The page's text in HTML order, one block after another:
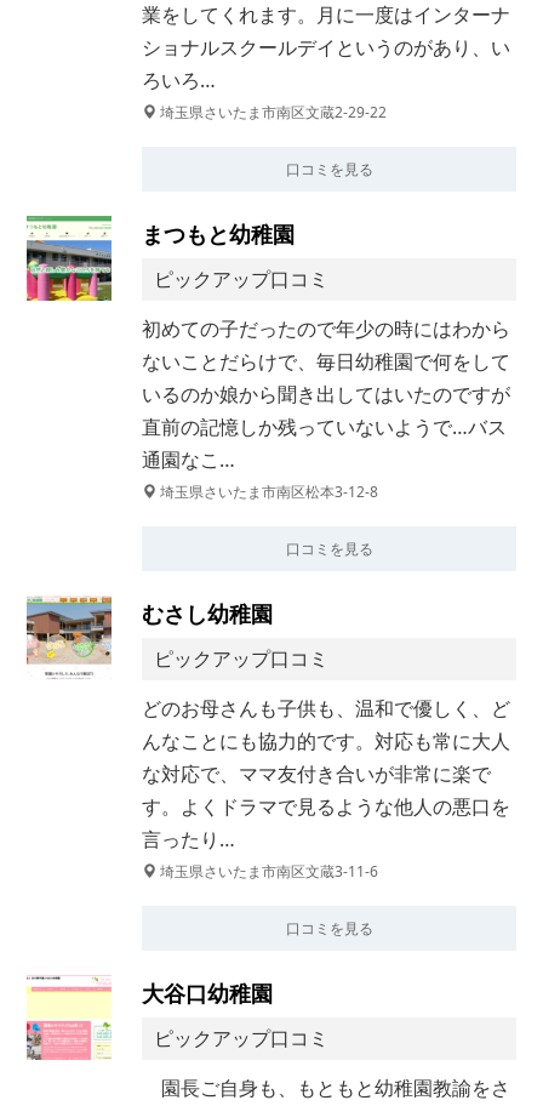
業をしてくれます。月に一度はインターナ
ショナルスクールデイというのがあり、い
ろいろ…
埼玉県さいたま市南区文蔵2-29-22
口コミを見る
まつもと幼稚園
ピックアップ口コミ
初めての子だったので年少の時にはわから
ないことだらけで、毎日幼稚園で何をして
いるのか娘から聞き出してはいたのですが
直前の記憶しか残っていないようで…バス
通園なこ…
埼玉県さいたま市南区松本3-12-8
口コミを見る
むさし幼稚園
ピックアップ口コミ
どのお母さんも子供も、温和で優しく、ど
んなことにも協力的です。対応も常に大人
な対応で、ママ友付き合いが非常に楽で
す。よくドラマで見るような他人の悪口を
言ったり…
埼玉県さいたま市南区文蔵3-11-6
口コミを見る
大谷口幼稚園
ピックアップ口コミ
園長ご自身も、もともと幼稚園教諭をさ